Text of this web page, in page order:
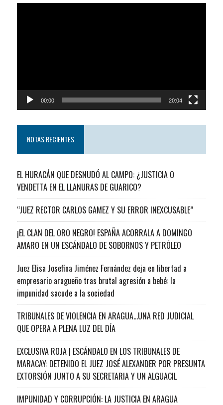
00:00 20:04
NOTAS RECIENTES
EL HURACÁN QUE DESNUDÓ AL CAMPO: ¿JUSTICIA O
VENDETTA EN EL LLANURAS DE GUARICO?
“JUEZ RECTOR CARLOS GAMEZ Y SU ERROR INEXCUSABLE”
¡EL CLAN DEL ORO NEGRO! ESPAÑA ACORRALA A DOMINGO
AMARO EN UN ESCÁNDALO DE SOBORNOS Y PETRÓLEO
Juez Elisa Josefina Jiménez Fernández deja en libertad a
empresario aragueño tras brutal agresión a bebé: la
impunidad sacude a la sociedad
TRIBUNALES DE VIOLENCIA EN ARAGUA…UNA RED JUDICIAL
QUE OPERA A PLENA LUZ DEL DÍA
EXCLUSIVA ROJA | ESCÁNDALO EN LOS TRIBUNALES DE
MARACAY: DETENIDO EL JUEZ JOSÉ ALEXANDER POR PRESUNTA
EXTORSIÓN JUNTO A SU SECRETARIA Y UN ALGUACIL
IMPUNIDAD Y CORRUPCIÓN: LA JUSTICIA EN ARAGUA